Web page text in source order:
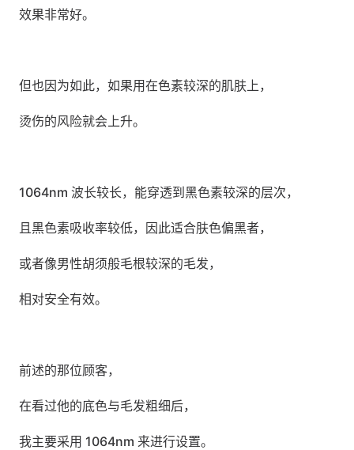
效果非常好。
但也因为如此，如果用在色素较深的肌肤上，
烫伤的风险就会上升。
1064nm 波长较长，能穿透到黑色素较深的层次，
且黑色素吸收率较低，因此适合肤色偏黑者，
或者像男性胡须般毛根较深的毛发，
相对安全有效。
前述的那位顾客，
在看过他的底色与毛发粗细后，
我主要采用 1064nm 来进行设置。